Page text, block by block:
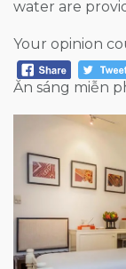
water are
Your opinion
Ăn sáng miễn